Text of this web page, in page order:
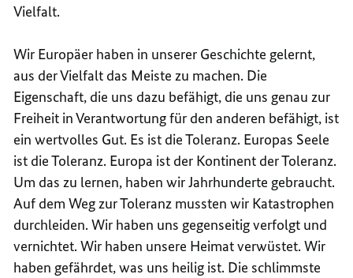
Vielfalt.
Wir Europäer haben in unserer Geschichte gelernt,
aus der Vielfalt das Meiste zu machen. Die
Eigenschaft, die uns dazu befähigt, die uns genau zur
Freiheit in Verantwortung für den anderen befähigt, ist
ein wertvolles Gut. Es ist die Toleranz. Europas Seele
ist die Toleranz. Europa ist der Kontinent der Toleranz.
Um das zu lernen, haben wir Jahrhunderte gebraucht.
Auf dem Weg zur Toleranz mussten wir Katastrophen
durchleiden. Wir haben uns gegenseitig verfolgt und
vernichtet. Wir haben unsere Heimat verwüstet. Wir
haben gefährdet, was uns heilig ist. Die schlimmste